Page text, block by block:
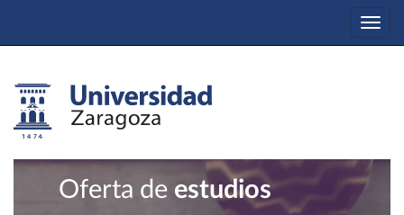
Oferta de estudios